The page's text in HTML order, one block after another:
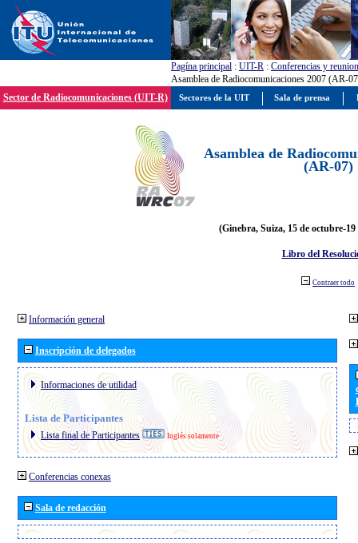
Pagína principal : UIT-R : Conferencias y
Asamblea de Radiocomunicaciones 2007 (AR-
Sector de Radiocomunicaciones (UIT-R)
Asamblea de
(AR-07)
(Ginebra, Suiza, 15 de octubre-19
Libro del
Contraer todo
Información general
Inscripción de delegados
Informaciones de utilidad
Lista de Participantes
Lista final de Participantes Inglés solamente
Conferencias conexas
Sala de redacción
Sectores de la UIT Sala de prensa